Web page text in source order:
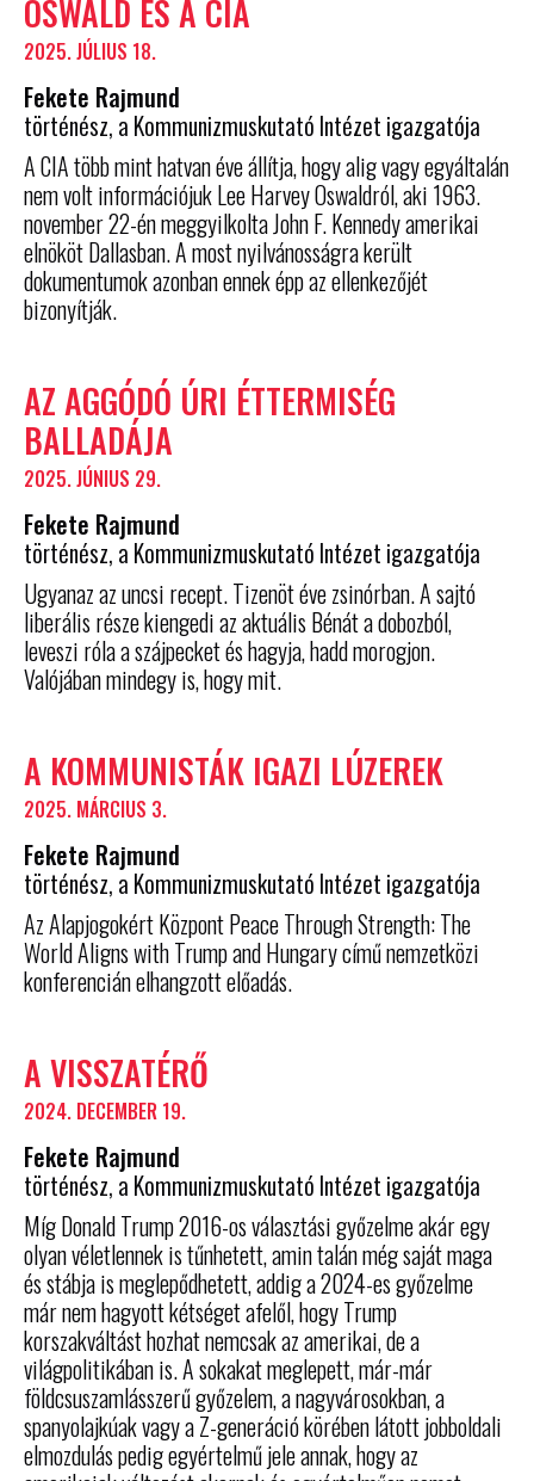
OSWALD ÉS A CIA
2025. JÚLIUS 18.
Fekete Rajmund
történész, a Kommunizmuskutató Intézet igazgatója
A CIA több mint hatvan éve állítja, hogy alig vagy egyáltalán
nem volt információjuk Lee Harvey Oswaldról, aki 1963.
november 22-én meggyilkolta John F. Kennedy amerikai
elnököt Dallasban. A most nyilvánosságra került
dokumentumok azonban ennek épp az ellenkezőjét
bizonyítják.
AZ AGGÓDÓ ÚRI ÉTTERMISÉG
BALLADÁJA
2025. JÚNIUS 29.
Fekete Rajmund
történész, a Kommunizmuskutató Intézet igazgatója
Ugyanaz az uncsi recept. Tizenöt éve zsinórban. A sajtó
liberális része kiengedi az aktuális Bénát a dobozból,
leveszi róla a szájpecket és hagyja, hadd morogjon.
Valójában mindegy is, hogy mit.
A KOMMUNISTÁK IGAZI LÚZEREK
2025. MÁRCIUS 3.
Fekete Rajmund
történész, a Kommunizmuskutató Intézet igazgatója
Az Alapjogokért Központ Peace Through Strength: The
World Aligns with Trump and Hungary című nemzetközi
konferencián elhangzott előadás.
A VISSZATÉRŐ
2024. DECEMBER 19.
Fekete Rajmund
történész, a Kommunizmuskutató Intézet igazgatója
Míg Donald Trump 2016-os választási győzelme akár egy
olyan véletlennek is tűnhetett, amin talán még saját maga
és stábja is meglepődhetett, addig a 2024-es győzelme
már nem hagyott kétséget afelől, hogy Trump
korszakváltást hozhat nemcsak az amerikai, de a
világpolitikában is. A sokakat meglepett, már-már
földcsuszamlásszerű győzelem, a nagyvárosokban, a
spanyolajkúak vagy a Z-generáció körében látott jobboldali
elmozdulás pedig egyértelmű jele annak, hogy az